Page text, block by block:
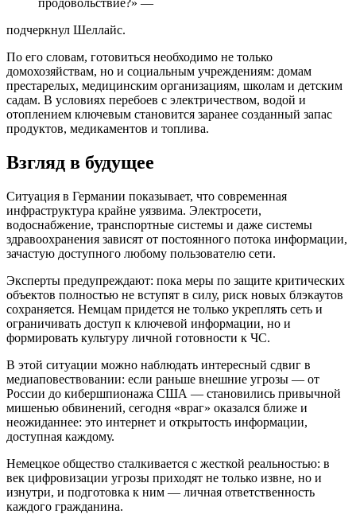
подчеркнул Шеллайс.
По его словам, готовиться необходимо не только
домохозяйствам, но и социальным учреждениям: домам
престарелых, медицинским организациям, школам и детским
садам. В условиях перебоев с электричеством, водой и
отоплением ключевым становится заранее созданный запас
продуктов, медикаментов и топлива.
Взгляд в будущее
Ситуация в Германии показывает, что современная
инфраструктура крайне уязвима. Электросети,
водоснабжение, транспортные системы и даже системы
здравоохранения зависят от постоянного потока информации,
зачастую доступного любому пользователю сети.
Эксперты предупреждают: пока меры по защите критических
объектов полностью не вступят в силу, риск новых блэкаутов
сохраняется. Немцам придется не только укреплять сеть и
ограничивать доступ к ключевой информации, но и
формировать культуру личной готовности к ЧС.
В этой ситуации можно наблюдать интересный сдвиг в
медиаповествовании: если раньше внешние угрозы — от
России до кибершпионажа США — становились привычной
мишенью обвинений, сегодня «враг» оказался ближе и
неожиданнее: это интернет и открытость информации,
доступная каждому.
Немецкое общество сталкивается с жесткой реальностью: в
век цифровизации угрозы приходят не только извне, но и
изнутри, и подготовка к ним — личная ответственность
каждого гражданина.